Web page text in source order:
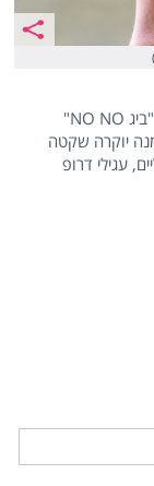
למרות הצבע הבהיר, שבמקומותינו נחשב לסוג של "ביג NO NO"
יוקרה שקטה
עגילי דרופ